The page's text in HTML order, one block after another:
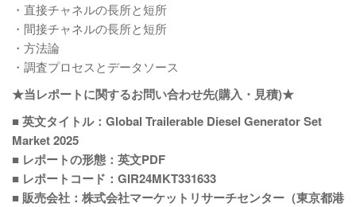
・直接チャネルの長所と短所
・間接チャネルの長所と短所
・方法論
・調査プロセスとデータソース
★当レポートに関するお問い合わせ先(購入・見積)★
■ 英文タイトル：Global Trailerable Diesel Generator Set
Market 2025
■ レポートの形態：英文PDF
■ レポートコード：GIR24MKT331633
■ 販売会社：株式会社マーケットリサーチセンター（東京都港